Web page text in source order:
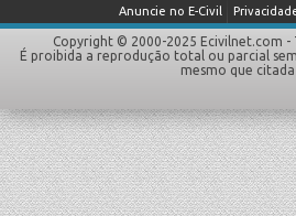
Anuncie no E-Civil
Copyright © 2000-2025 Ecivilnet.com -
É proibida a reprodução total ou parcial
mesmo que